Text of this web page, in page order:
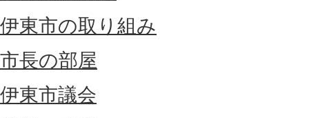
伊東市の取り組み
市長の部屋
伊東市議会